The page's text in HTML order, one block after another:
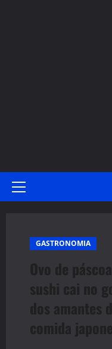
Primary
GASTRONOMIA
Ovo de
sushi cai no
dos amantes
comida